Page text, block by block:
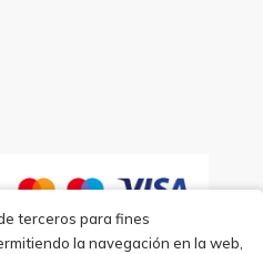
terceros para fines
la navegación en la web,